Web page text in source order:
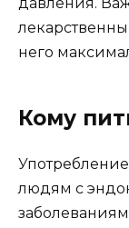
него
Кому
людям с